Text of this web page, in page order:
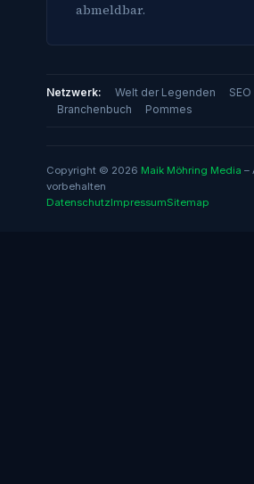
abmeldbar.
Netzwerk: Welt der Legenden
Branchenbuch
Pommes
Copyright © 2026 Maik Möhring Media –
vorbehalten
DatenschutzImpressumSitemap